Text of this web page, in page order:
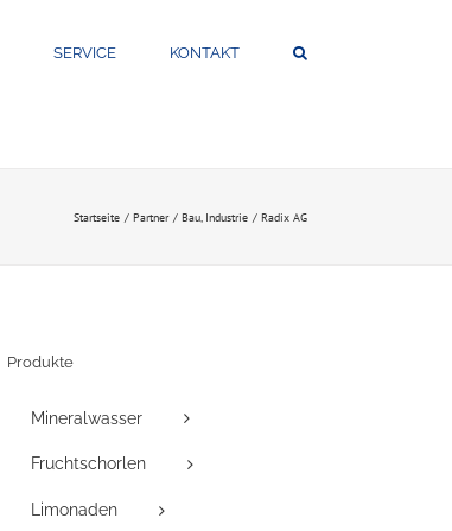
SERVICE KONTAKT
Startseite Partner Bau Industrie Radix AG
Produkte
Mineralwasser
Fruchtschorlen
Limonaden